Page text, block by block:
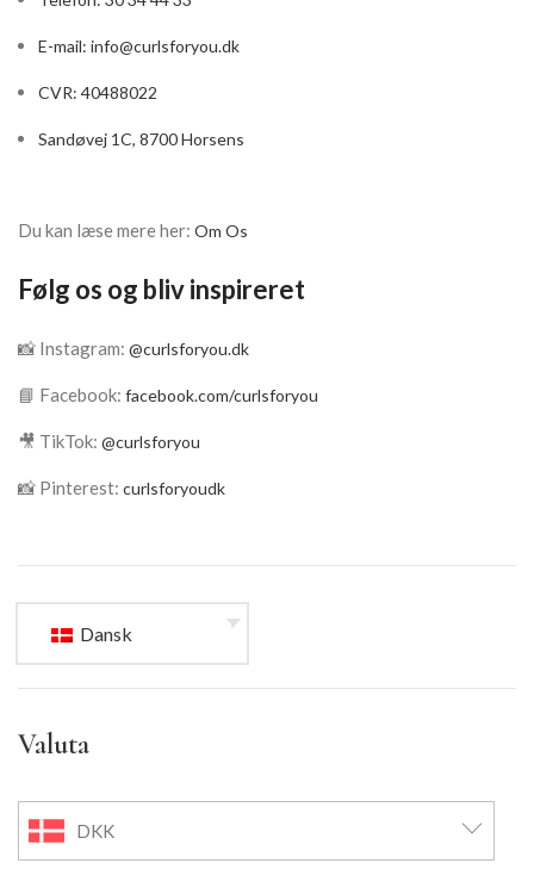
E-mail: info@curlsforyou.dk
CVR: 40488022
Sandøvej 1C, 8700 Horsens
Du kan læse mere her: Om Os
Følg os og bliv inspireret
📸 Instagram: @curlsforyou.dk
📘 Facebook: facebook.com/curlsforyou
🎥 TikTok: @curlsforyou
📸 Pinterest: curlsforyoudk
Dansk
Valuta
DKK